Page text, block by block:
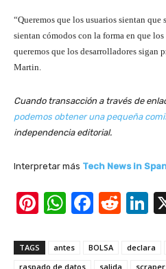
“Queremos que los usuarios sientan que
sientan cómodos con la forma en que
queremos que los desarrolladores sigan
Martin.
Cuando transacción a través de
podemos obtener una pequeña
independencia editorial.
Interpretar más Tech News in
Pi
er
W
at
F
c
R
d
Li
k
TAGS antes BOLSA declara
raspado de datos
salida